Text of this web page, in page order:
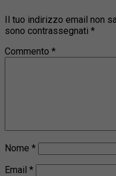
Il tuo indirizzo email non
sono contrassegnati *
Commento *
Nome *
Email *